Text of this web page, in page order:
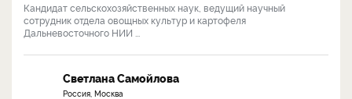
Кандидат сельскохозяйственных наук, ведущий научный
сотрудник отдела овощных культур и картофеля
Дальневосточного НИИ ...
Светлана Самойлова
Россия, Москва